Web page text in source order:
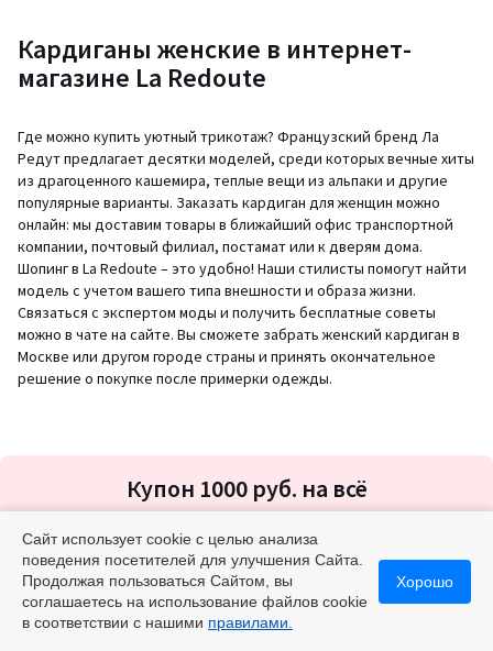
Кардиганы женские в интернет-
магазине La Redoute
Где можно купить уютный трикотаж? Французский бренд Ла
Редут предлагает десятки моделей, среди которых вечные хиты
из драгоценного кашемира, теплые вещи из альпаки и другие
популярные варианты. Заказать кардиган для женщин можно
онлайн: мы доставим товары в ближайший офис транспортной
компании, почтовый филиал, постамат или к дверям дома.
Шопинг в La Redoute – это удобно! Наши стилисты помогут найти
модель с учетом вашего типа внешности и образа жизни.
Связаться с экспертом моды и получить бесплатные советы
можно в чате на сайте. Вы сможете забрать женский кардиган в
Москве или другом городе страны и принять окончательное
решение о покупке после примерки одежды.
на
Купон 1000 руб. на всё
Ваш Email
OK
Оставьте вашу почту и получите дополнительную скидку
Сайт использует cookie с целью анализа
поведения посетителей для улучшения Сайта.
Продолжая пользоваться Сайтом, вы
соглашаетесь на использование файлов cookie
в соответствии с нашими правилами.
Хорошо